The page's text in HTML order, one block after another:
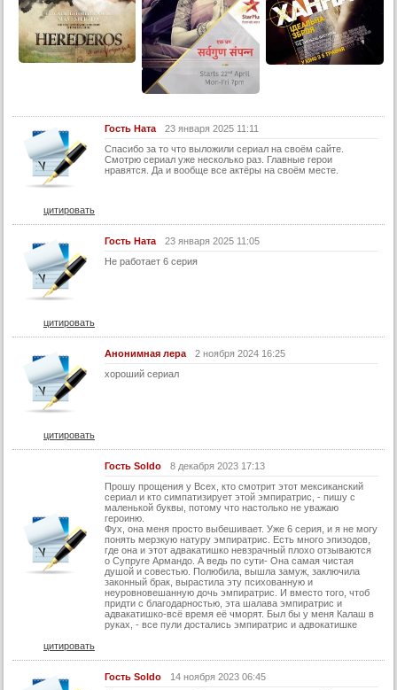
26 серия
27 серия
28 серия
31 серия
32 серия
33 серия
34 серия
36 серия
37 серия
40 серия
41 серия
42 серия
43 серия
47 серия
48 серия
53 серия
Гость Ната
23 января 2025 11:11
Спасибо за то что выложили сериал на своём сайте.
Смотрю сериал уже несколько раз. Главные герои
нравятся. Да и вообще все актёры на своём месте.
цитировать
Гость Ната
23 января 2025 11:05
Не работает 6 серия
цитировать
Анонимная лера
2 ноября 2024 16:25
хороший сериал
цитировать
Гость Soldo
8 декабря 2023 17:13
Прошу прощения у Всех, кто смотрит этот мексиканский
сериал и кто симпатизирует этой эмпиратрис, - пишу с
маленькой буквы, потому что настолько не уважаю
героиню.
Фух, она меня просто выбешивает. Уже 6 серия, и я не могу
понять мерзкую натуру эмпиратрис. Есть много эпизодов,
где она и этот адвакатишко невзрачный плохо отзываются
о Супруге Армандо. А ведь по сути- Она самая чистая
душой и совестью. Полюбила, вышла замуж, заключила
законный брак, вырастила эту психованную и
неуровновешанную дочь эмпиратрис. И вместо того, чтоб
придти с благодарностью, эта шалава эмпиратрис и
адвакатишко-всё время её чморят. Был бы у меня Калаш в
руках, - все пули достались эмпиратрис и адвокатишке
цитировать
Гость Soldo
14 ноября 2023 06:45